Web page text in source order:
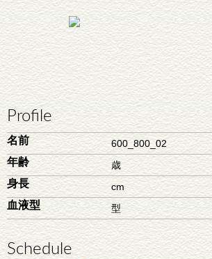
Profile
名前 600_800_02
年齢 歳
身長 cm
血液型 型
Schedule